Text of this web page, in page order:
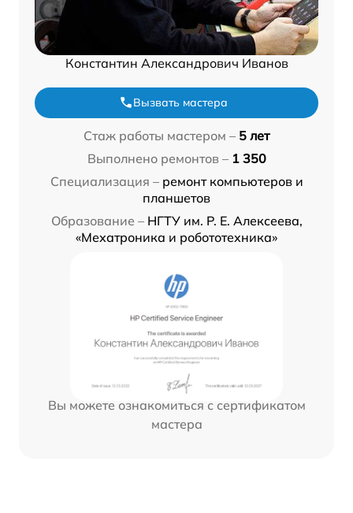
Константин Александрович Иванов
Вызвать мастера
Стаж работы мастером – 5 лет
Выполнено ремонтов – 1 350
Специализация – ремонт компьютеров и
планшетов
Образование – НГТУ им. Р. Е. Алексеева,
«Мехатроника и робототехника»
Вы можете ознакомиться с сертификатом
мастера